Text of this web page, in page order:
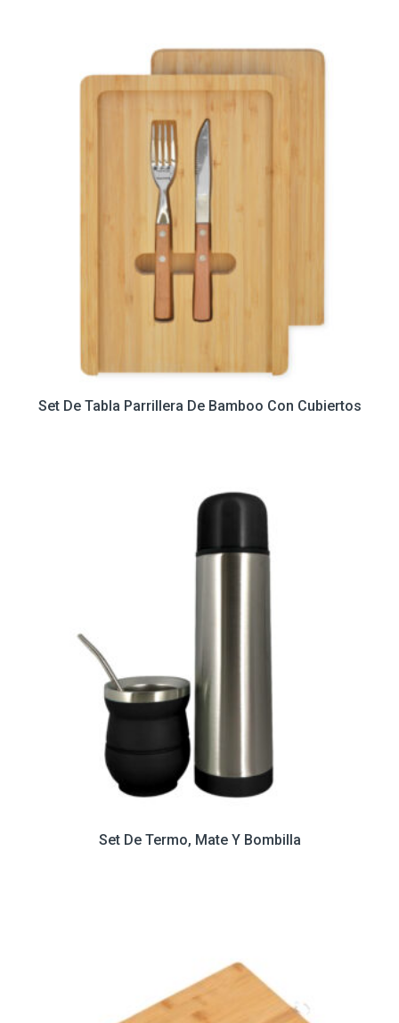
Set De Tabla Parrillera De Bamboo Con Cubiertos
Set De Termo, Mate Y Bombilla